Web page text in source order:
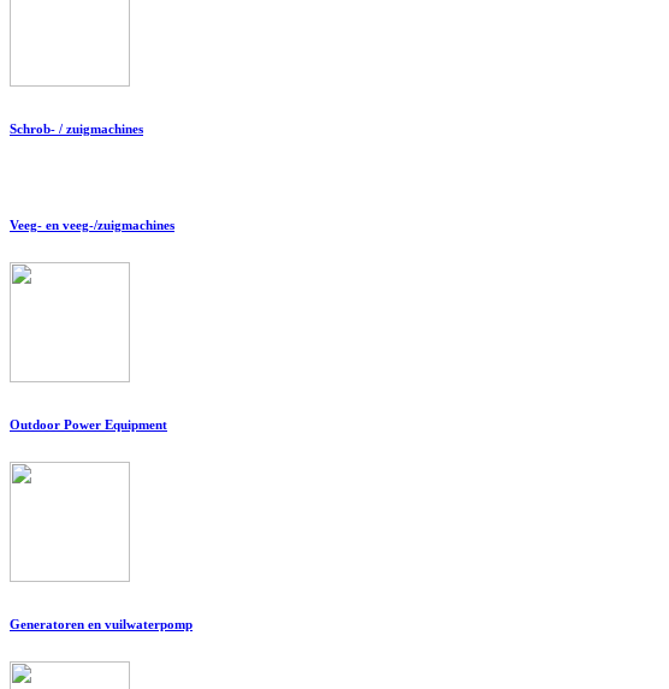
Schrob- / zuigmachines
Veeg- en veeg-/zuigmachines
Outdoor Power Equipment
Generatoren en vuilwaterpomp